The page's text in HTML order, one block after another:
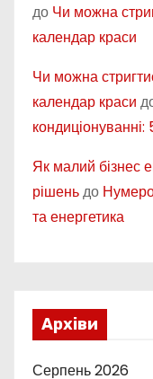
до Чи можна
календар краси
Чи можна
календар краси
Як малий бізнес
рішеньдо
та енергетика
Архіви
Серпень 2026